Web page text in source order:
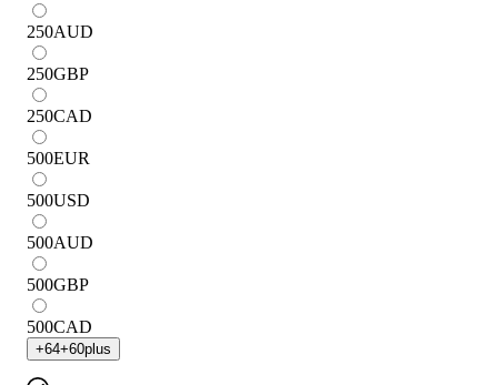
250AUD
250GBP
250CAD
500EUR
500USD
500AUD
500GBP
500CAD
+64+60plus